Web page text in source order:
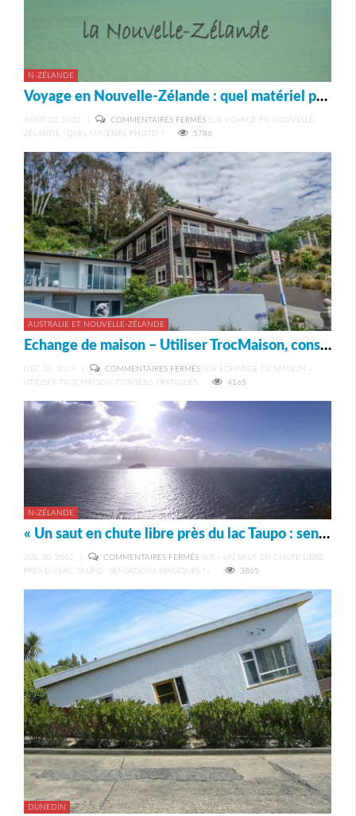
N-ZÉLANDE
Voyage en Nouvelle-Zélande : quel matériel photo ?
AOÛT 02, 2012 COMMENTAIRES FERMÉS SUR VOYAGE EN NOUVELLE-
ZÉLANDE : QUEL MATÉRIEL PHOTO ?
5786
AUSTRALIE ET NOUVELLE-ZÉLANDE
Echange de maison – Utiliser TrocMaison, conseils pratiques
DÉC 10, 2014 COMMENTAIRES FERMÉS SUR ECHANGE DE MAISON –
UTILISER TROCMAISON, CONSEILS PRATIQUES
4165
N-ZÉLANDE
« Un saut en chute libre près du lac Taupo : sensations magiques ! »
JUIL 30, 2012 COMMENTAIRES FERMÉS SUR « UN SAUT EN CHUTE LIBRE
PRÈS DU LAC TAUPO : SENSATIONS MAGIQUES ! »
3865
DUNEDIN